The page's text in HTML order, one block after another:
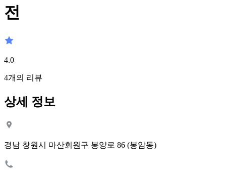
전
4.0
4개의 리뷰
상세 정보
경남 창원시 마산회원구 봉양로 86 (봉암동)